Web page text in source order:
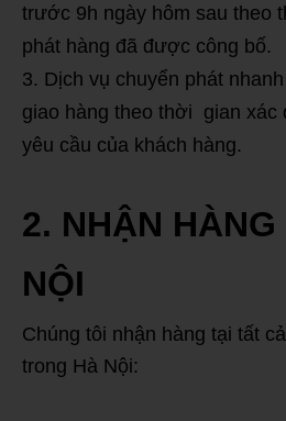
trước 9h ngày hôm sau theo
phát hàng đã được công bố.
Dịch vụ chuyển phát
giao hàng theo thời gian xác
yêu cầu của khách hàng.
2. NHẬN
NỘI
Chúng tôi nhận hàng tại tất
trong Hà Nội: